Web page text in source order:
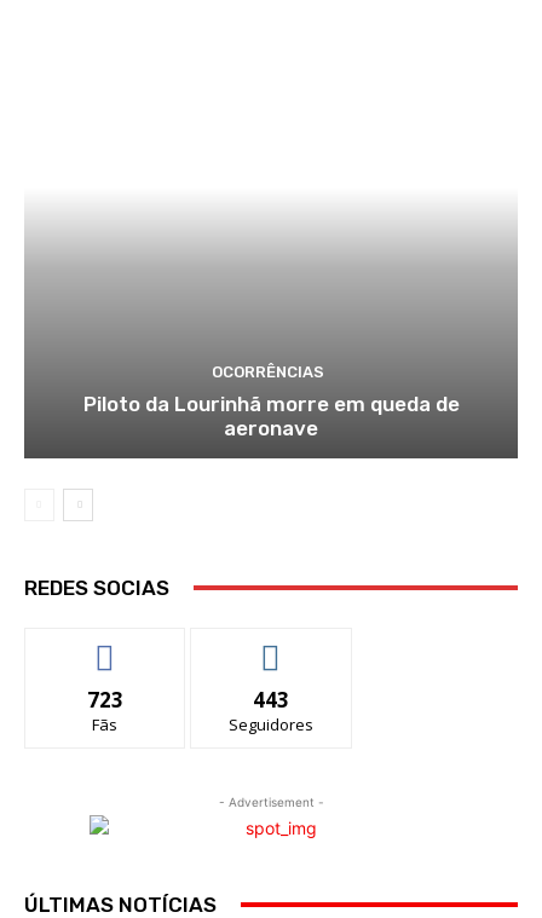
OCORRÊNCIAS
Piloto da Lourinhã morre em queda de
aeronave
REDES SOCIAS
723
Fãs
443
Seguidores
- Advertisement -
ÚLTIMAS NOTÍCIAS